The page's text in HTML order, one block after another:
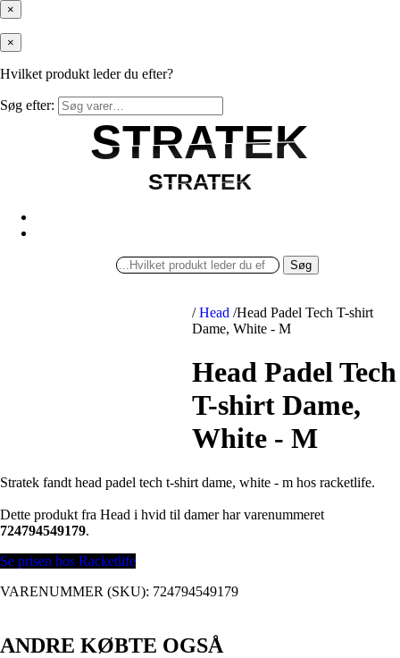
×
×
Hvilket produkt leder du efter?
Søg efter:
STRATEK
STRATEK
STRATEK
STRATEK
Søg
/ Head /Head Padel Tech T-shirt
Dame, White - M
Head Padel Tech
T-shirt Dame,
White - M
Stratek fandt head padel tech t-shirt dame, white - m hos racketlife.
Dette produkt fra Head i hvid til damer har varenummeret
724794549179.
Se prisen hos Racketlife
VARENUMMER (SKU): 724794549179
ANDRE KØBTE OGSÅ